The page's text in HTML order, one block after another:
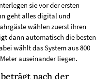
sie vor der ersten
geht alles digital und
wählen zuerst ihren
dann automatisch die besten
wählt das System aus 800
auseinander liegen.
nach der